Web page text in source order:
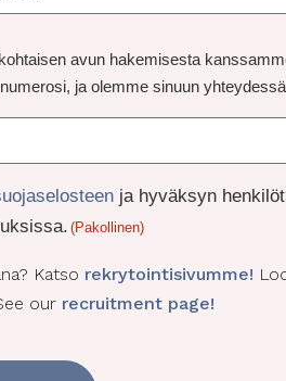
avun hakemisesta
ja olemme sinuun
ja hyväksyn
(Pakollinen)
Katso rekrytointisivumme!
our recruitment page!